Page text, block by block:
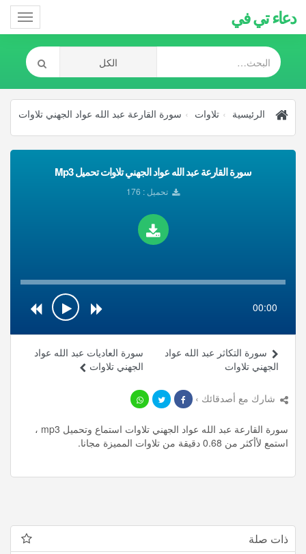
دعاء تي في
الرئيسية تلاوات سورة القارعة عبد الله عواد الجهني تلاوات
سورة القارعة عبد الله عواد الجهني تلاوات تحميل Mp3
تحميل : 176
00:00
سورة العاديات عبد الله عواد
الجهني تلاوات
سورة التكاثر عبد الله عواد
الجهني تلاوات
شارك مع أصدقائك ›
سورة القارعة عبد الله عواد الجهني تلاوات استماع وتحميل mp3 ،
استمع لأأكثر من 0.68 دقيقة من تلاوات المميزة مجانا.
ذات صلة